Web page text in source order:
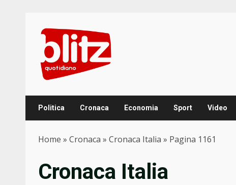
content
Politica Cronaca Economia Sport Video
Home » Cronaca » Cronaca Italia » Pagina 1161
Cronaca Italia